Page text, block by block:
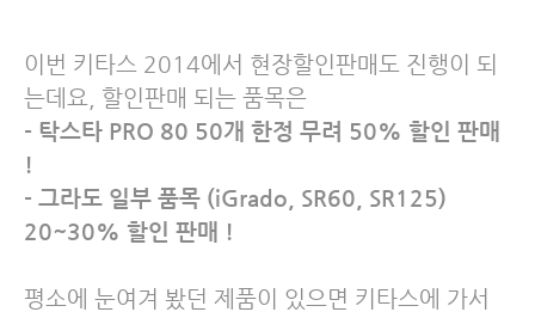
이번 키타스 2014에서 현장할인판매도 진행이 되
는데요, 할인판매 되는 품목은
- 탁스타 PRO 80 50개 한정 무려 50% 할인 판매
!
- 그라도 일부 품목 (iGrado, SR60, SR125)
20~30% 할인 판매 !
평소에 눈여겨 봤던 제품이 있으면 키타스에 가서